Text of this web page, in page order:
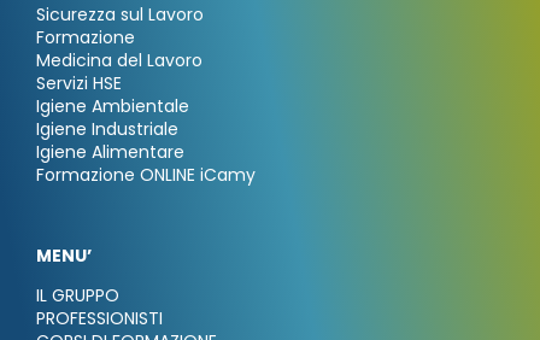
Sicurezza sul Lavoro
Formazione
Medicina del Lavoro
Servizi HSE
Igiene Ambientale
Igiene Industriale
Igiene Alimentare
Formazione ONLINE iCamy
MENU’
IL GRUPPO
PROFESSIONISTI